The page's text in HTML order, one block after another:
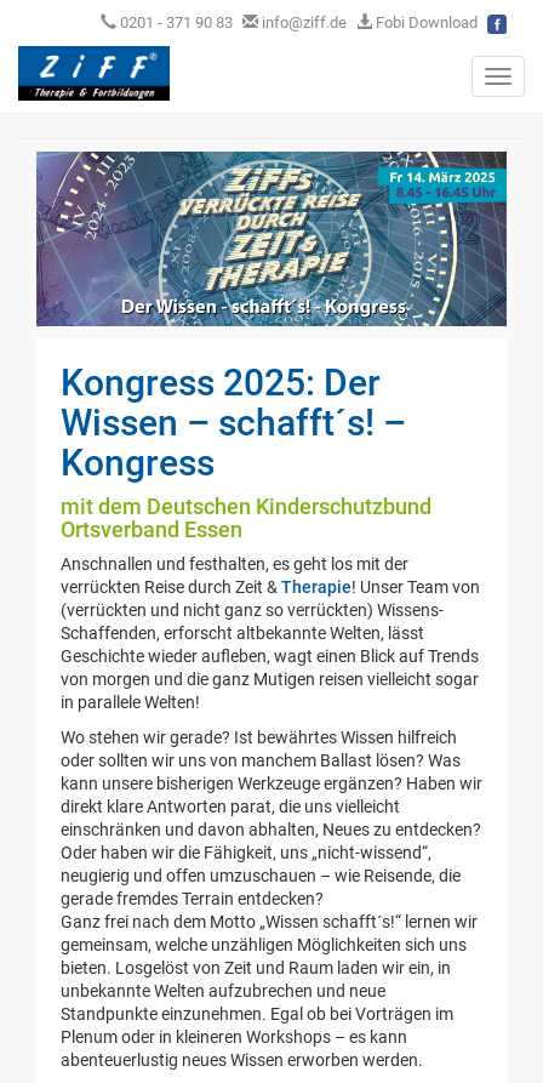
0201 - 371 90 83 info@ziff.de Fobi Download
Kongress 2025: Der
Wissen – schafft´s! –
Kongress
mit dem Deutschen Kinderschutzbund
Ortsverband Essen
Anschnallen und festhalten, es geht los mit der
verrückten Reise durch Zeit & Therapie! Unser Team von
(verrückten und nicht ganz so verrückten) Wissens-
Schaffenden, erforscht altbekannte Welten, lässt
Geschichte wieder aufleben, wagt einen Blick auf Trends
von morgen und die ganz Mutigen reisen vielleicht sogar
in parallele Welten!
Wo stehen wir gerade? Ist bewährtes Wissen hilfreich
oder sollten wir uns von manchem Ballast lösen? Was
kann unsere bisherigen Werkzeuge ergänzen? Haben wir
direkt klare Antworten parat, die uns vielleicht
einschränken und davon abhalten, Neues zu entdecken?
Oder haben wir die Fähigkeit, uns „nicht-wissend“,
neugierig und offen umzuschauen – wie Reisende, die
gerade fremdes Terrain entdecken?
Ganz frei nach dem Motto „Wissen schafft´s!“ lernen wir
gemeinsam, welche unzähligen Möglichkeiten sich uns
bieten. Losgelöst von Zeit und Raum laden wir ein, in
unbekannte Welten aufzubrechen und neue
Standpunkte einzunehmen. Egal ob bei Vorträgen im
Plenum oder in kleineren Workshops – es kann
abenteuerlustig neues Wissen erworben werden.